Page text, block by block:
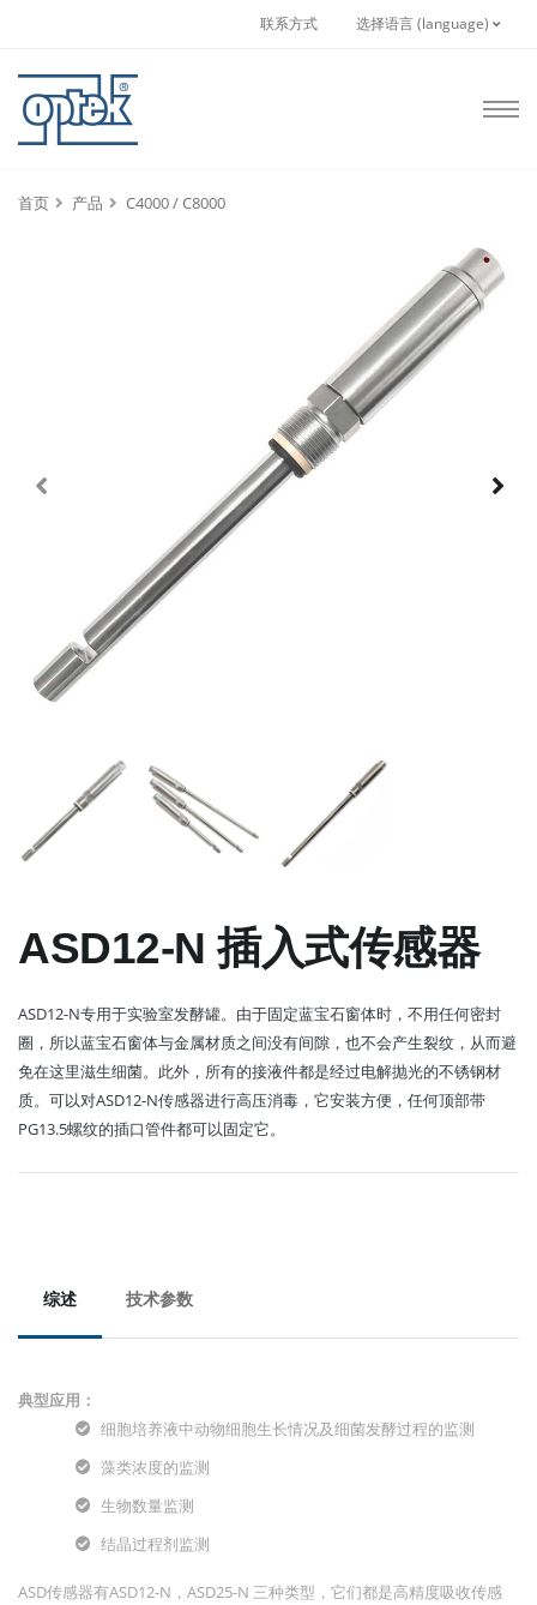
联系方式 选择语言 (language)
首页 产品 C4000 / C8000
ASD12-N 插入式传感器
ASD12-N专用于实验室发酵罐。由于固定蓝宝石窗体时，不用任何密封
圈，所以蓝宝石窗体与金属材质之间没有间隙，也不会产生裂纹，从而避
免在这里滋生细菌。此外，所有的接液件都是经过电解抛光的不锈钢材
质。可以对ASD12-N传感器进行高压消毒，它安装方便，任何顶部带
PG13.5螺纹的插口管件都可以固定它。
综述 技术参数
典型应用：
细胞培养液中动物细胞生长情况及细菌发酵过程的监测
藻类浓度的监测
生物数量监测
结晶过程剂监测
ASD传感器有ASD12-N，ASD25-N 三种类型，它们都是高精度吸收传感